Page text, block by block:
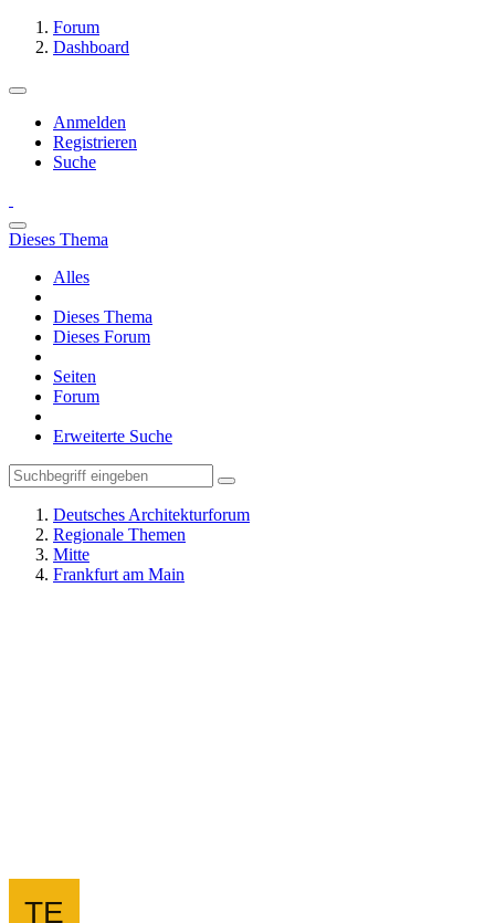
Forum
Dashboard
Anmelden
Registrieren
Suche
Dieses Thema
Alles
Dieses Thema
Dieses Forum
Seiten
Forum
Erweiterte Suche
Deutsches Architekturforum
Regionale Themen
Mitte
Frankfurt am Main